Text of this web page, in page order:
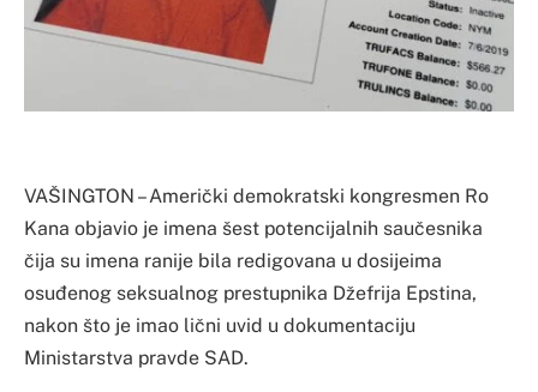
VAŠINGTON – Američki demokratski kongresmen Ro
Kana objavio je imena šest potencijalnih saučesnika
čija su imena ranije bila redigovana u dosijeima
osuđenog seksualnog prestupnika Džefrija Epstina,
nakon što je imao lični uvid u dokumentaciju
Ministarstva pravde SAD.